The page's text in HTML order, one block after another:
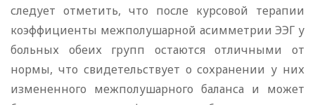
следует отметить, что после курсовой терапии
коэффициенты межполушарной асимметрии ЭЭГ у
больных обеих групп остаются отличными от
нормы, что свидетельствует о сохранении у них
измененного межполушарного баланса и может